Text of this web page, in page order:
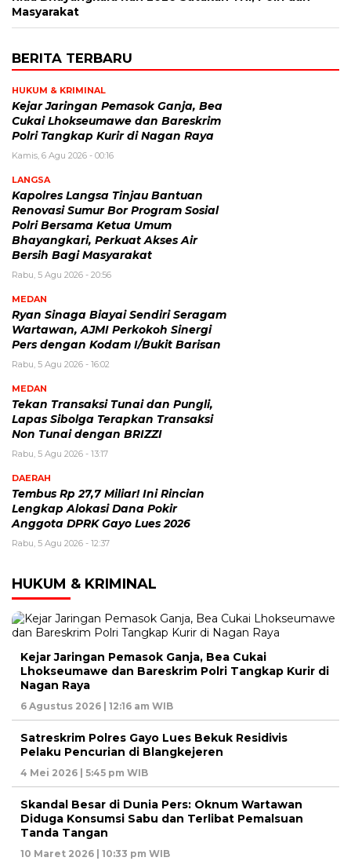
Masyarakat
BERITA TERBARU
HUKUM & KRIMINAL
Kejar Jaringan Pemasok Ganja, Bea
Cukai Lhokseumawe dan Bareskrim
Polri Tangkap Kurir di Nagan Raya
Kamis, 6 Agu 2026 - 00:16
LANGSA
Kapolres Langsa Tinjau Bantuan
Renovasi Sumur Bor Program Sosial
Polri Bersama Ketua Umum
Bhayangkari, Perkuat Akses Air
Bersih Bagi Masyarakat
Rabu, 5 Agu 2026 - 20:56
MEDAN
Ryan Sinaga Biayai Sendiri Seragam
Wartawan, AJMI Perkokoh Sinergi
Pers dengan Kodam I/Bukit Barisan
Rabu, 5 Agu 2026 - 16:02
MEDAN
Tekan Transaksi Tunai dan Pungli,
Lapas Sibolga Terapkan Transaksi
Non Tunai dengan BRIZZI
Rabu, 5 Agu 2026 - 13:17
DAERAH
Tembus Rp 27,7 Miliar! Ini Rincian
Lengkap Alokasi Dana Pokir
Anggota DPRK Gayo Lues 2026
Rabu, 5 Agu 2026 - 12:37
HUKUM & KRIMINAL
Kejar Jaringan Pemasok Ganja, Bea Cukai
Lhokseumawe dan Bareskrim Polri Tangkap Kurir di
Nagan Raya
6 Agustus 2026 | 12:16 am WIB
Satreskrim Polres Gayo Lues Bekuk Residivis
Pelaku Pencurian di Blangkejeren
4 Mei 2026 | 5:45 pm WIB
Skandal Besar di Dunia Pers: Oknum Wartawan
Diduga Konsumsi Sabu dan Terlibat Pemalsuan
Tanda Tangan
10 Maret 2026 | 10:33 pm WIB